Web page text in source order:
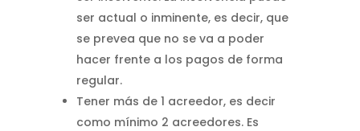
ser actual o inminente, es decir, que
se prevea que no se va a poder
hacer frente a los pagos de forma
regular.
Tener más de 1 acreedor, es decir
como mínimo 2 acreedores. Es